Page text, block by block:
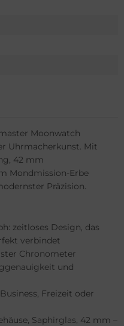
Moonwatch
Uhrmacherkunst. Mit
42 mm
Mondmission-Erbe
Präzision.
zeitloses Design, das
verbindet
Chronometer
und
Freizeit oder
Saphirglas, 42 mm –